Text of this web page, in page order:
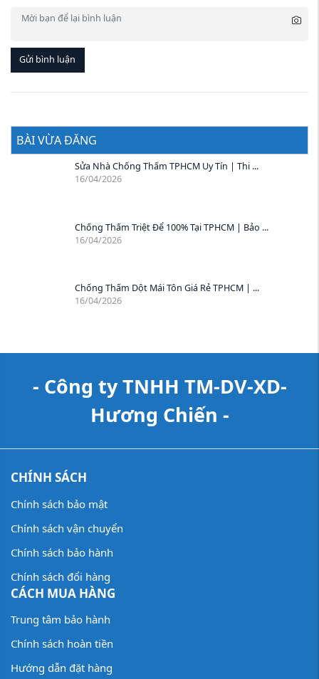
Gửi bình luận
BÀI VỪA ĐĂNG
Sửa Nhà Chống Thấm TPHCM Uy Tín | Thi ...
16/04/2026
Chống Thấm Triệt Để 100% Tại TPHCM | Bảo ...
16/04/2026
Chống Thấm Dột Mái Tôn Giá Rẻ TPHCM | ...
16/04/2026
- Công ty TNHH TM-DV-XD-
Hương Chiến -
CHÍNH SÁCH
Chính sách bảo mật
Chính sách vận chuyển
Chính sách bảo hành
Chính sách đổi hàng
CÁCH MUA HÀNG
Trung tâm bảo hành
Chính sách hoàn tiền
Hướng dẫn đặt hàng